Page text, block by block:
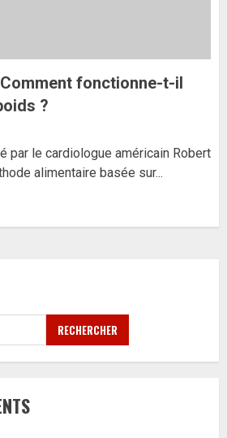
fonctionne-t-il
?
par le cardiologue américain Robert
alimentaire basée sur...
RECHERCHER